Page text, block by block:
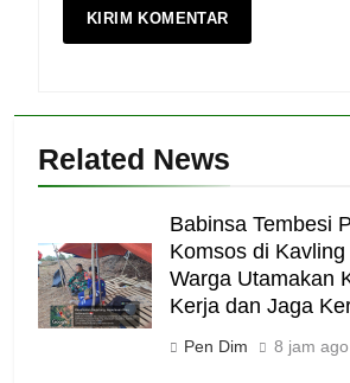
Related News
Babinsa Tembesi
Komsos di
Warga Utamakan
Kerja dan Jaga
Pen Dim 8 jam ago